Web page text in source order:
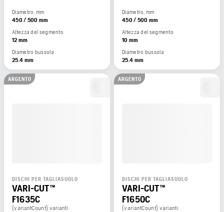
Diametro, mm
450 / 500 mm
Altezza del segmento
12 mm
Diametro bussola
25.4 mm
Diametro, mm
450 / 500 mm
Altezza del segmento
10 mm
Diametro bussola
25.4 mm
ARGENTO
DISCHI PER TAGLIASUOLO
VARI-CUT™
F1635C
{variantCount} varianti
ARGENTO
DISCHI PER TAGLIASUOLO
VARI-CUT™
F1650C
{variantCount} varianti